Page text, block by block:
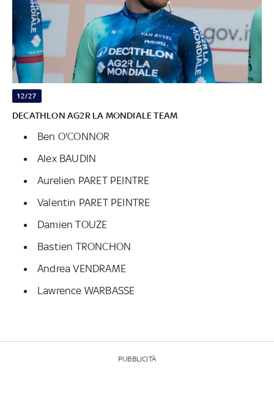
12/27
DECATHLON AG2R LA MONDIALE TEAM
Ben O'CONNOR
Alex BAUDIN
Aurelien PARET PEINTRE
Valentin PARET PEINTRE
Damien TOUZE
Bastien TRONCHON
Andrea VENDRAME
Lawrence WARBASSE
PUBBLICITÀ